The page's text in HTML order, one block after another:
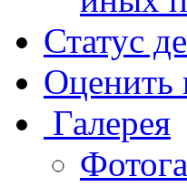
Статус
Оценить
Галерея